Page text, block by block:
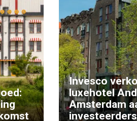
Invesco
luxehotel
Amsterdam